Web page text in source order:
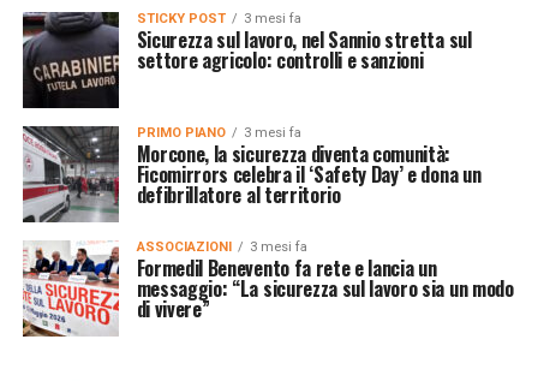
STICKY POST 3 mesi fa
Sicurezza sul lavoro, nel Sannio stretta sul
settore agricolo: controlli e sanzioni
PRIMO PIANO 3 mesi fa
Morcone, la sicurezza diventa comunità:
Ficomirrors celebra il ‘Safety Day’ e dona un
defibrillatore al territorio
ASSOCIAZIONI 3 mesi fa
Formedil Benevento fa rete e lancia un
messaggio: “La sicurezza sul lavoro sia un modo
di vivere”